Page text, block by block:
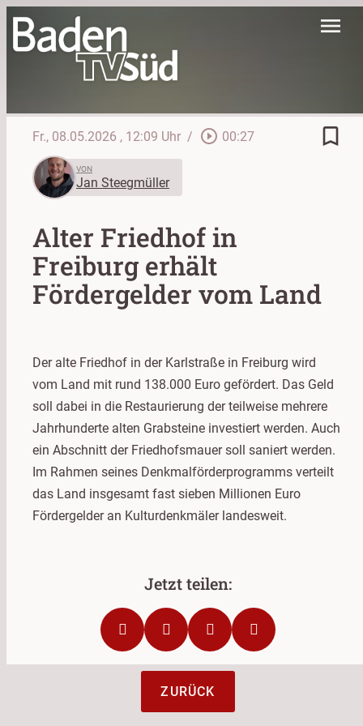
menu
Fr., 08.05.2026 , 12:09 Uhr / play_circle_outline 00:27 bookmark_border
VON
Jan Steegmüller
Alter Friedhof in
Freiburg erhält
Fördergelder vom Land
Der alte Friedhof in der Karlstraße in Freiburg wird
vom Land mit rund 138.000 Euro gefördert. Das Geld
soll dabei in die Restaurierung der teilweise mehrere
Jahrhunderte alten Grabsteine investiert werden. Auch
ein Abschnitt der Friedhofsmauer soll saniert werden.
Im Rahmen seines Denkmalförderprogramms verteilt
das Land insgesamt fast sieben Millionen Euro
Fördergelder an Kulturdenkmäler landesweit.
ZURÜCK